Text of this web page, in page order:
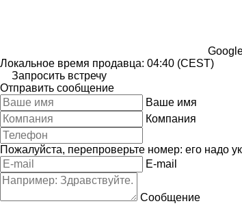
Локальное время продавца: 04:40 (CEST)
Запросить встречу
Отправить сообщение
Ваше имя
Компания
Пожалуйста, перепроверьте номер: его надо
E-mail
Сообщение